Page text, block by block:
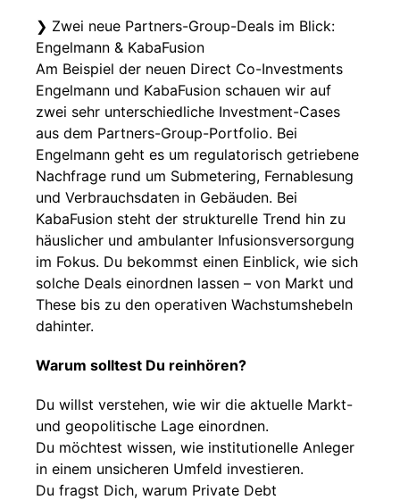
❯ Zwei neue Partners-Group-Deals im Blick:
Engelmann & KabaFusion
Am Beispiel der neuen Direct Co-Investments
Engelmann und KabaFusion schauen wir auf
zwei sehr unterschiedliche Investment-Cases
aus dem Partners-Group-Portfolio. Bei
Engelmann geht es um regulatorisch getriebene
Nachfrage rund um Submetering, Fernablesung
und Verbrauchsdaten in Gebäuden. Bei
KabaFusion steht der strukturelle Trend hin zu
häuslicher und ambulanter Infusionsversorgung
im Fokus. Du bekommst einen Einblick, wie sich
solche Deals einordnen lassen – von Markt und
These bis zu den operativen Wachstumshebeln
dahinter.
Warum solltest Du reinhören?
Du willst verstehen, wie wir die aktuelle Markt-
und geopolitische Lage einordnen.
Du möchtest wissen, wie institutionelle Anleger
in einem unsicheren Umfeld investieren.
Du fragst Dich, warum Private Debt